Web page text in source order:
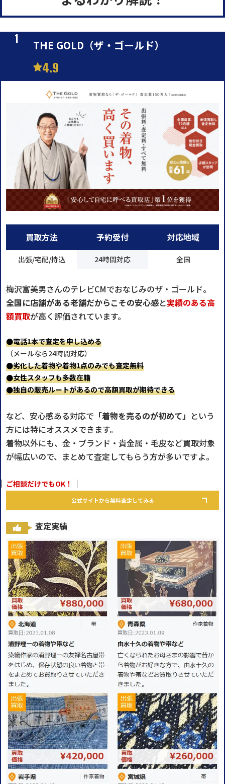
THE GOLD（ザ・ゴールド）
4.9
買取方法
出張/宅配/持込
予約受付
24時間対応
対応地域
全国
梅沢富美男さんのテレビCMでおなじみのザ・ゴールド。
全国に店舗がある老舗だからこその安心感と実績のある高
額買取が高く評価されています。
●電話1本で査定を申し込める
（メールなら24時間対応）
●劣化した着物や着物1点のみでも査定無料
●女性スタッフも多数在籍
●独自の販売ルートがあるので高額買取が期待できる
など、安心感ある対応で 「着物を売るのが初めて」 という
方には特にオススメできます。
着物以外にも、金・ブランド・貴金属・毛皮など買取対象
が幅広いので、まとめて査定してもらう方が多いですよ。
ご相談だけでもOK！
公式サイトから無料査定してみる
査定実績